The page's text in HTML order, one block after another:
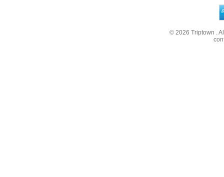
© 2026Triptown .